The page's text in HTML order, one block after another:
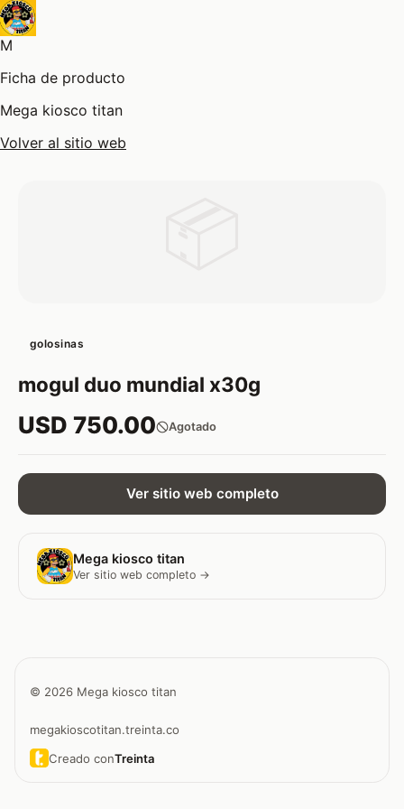
M
Ficha de producto
Mega kiosco titan
Volver al sitio web
golosinas
mogul duo mundial x30g
USD 750.00 Agotado
Ver sitio web completo
Mega kiosco titan
Ver sitio web completo →
© 2026 Mega kiosco titan
megakioscotitan.treinta.co
Creado conTreinta